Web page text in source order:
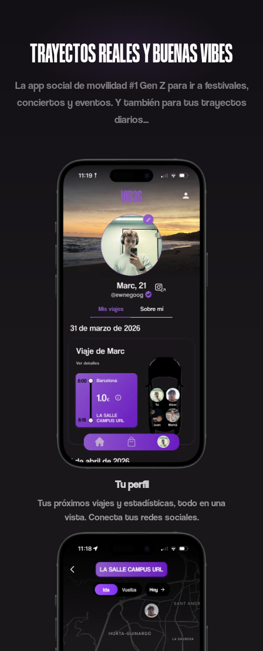
TRAYECTOS REALES Y BUENAS VIBES
La app social de movilidad #1 Gen Z para ir a festivales,
conciertos y eventos. Y también para tus trayectos
diarios...
Tu perfil
Tus próximos viajes y estadísticas, todo en una
vista. Conecta tus redes sociales.